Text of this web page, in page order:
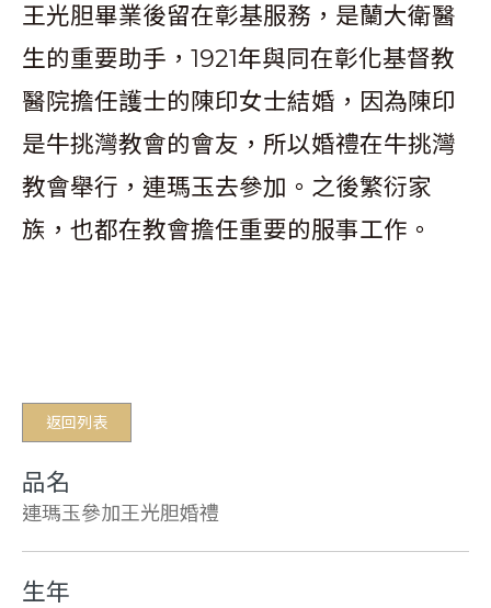
王光胆畢業後留在彰基服務，是蘭大衛醫
生的重要助手，1921年與同在彰化基督教
醫院擔任護士的陳印女士結婚，因為陳印
是牛挑灣教會的會友，所以婚禮在牛挑灣
教會舉行，連瑪玉去參加。之後繁衍家
族，也都在教會擔任重要的服事工作。
返回列表
品名
連瑪玉參加王光胆婚禮
生年